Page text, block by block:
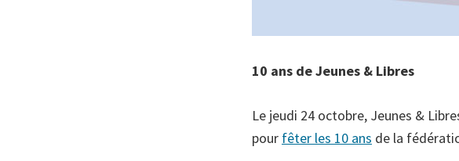
10 ans de Jeunes & Libres
Le jeudi 24 octobre, Jeunes &
pour fêter les 10 ans de la